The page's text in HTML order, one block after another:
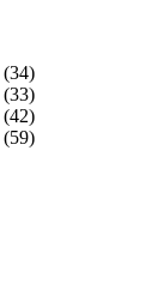
(34)
(33)
(42)
(59)